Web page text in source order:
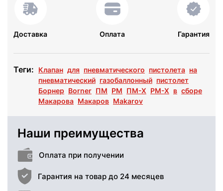
Доставка Оплата Гарантия
Теги: Клапан для пневматического пистолета на
пневматический газобаллонный пистолет
Борнер Borner ПМ PM ПМ-Х PM-X в сборе
Макарова Макаров Makarov
Наши преимущества
Оплата при получении
Гарантия на товар до 24 месяцев